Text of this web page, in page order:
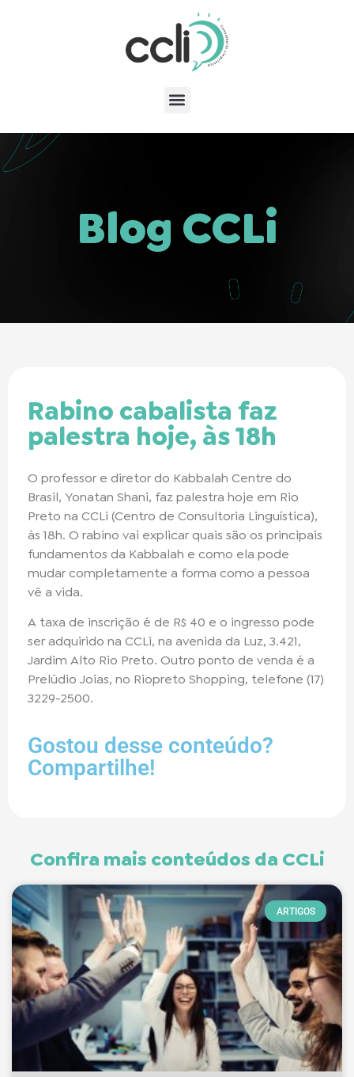
Blog CCLi
Rabino cabalista faz
palestra hoje, às 18h
O professor e diretor do Kabbalah Centre do
Brasil, Yonatan Shani, faz palestra hoje em Rio
Preto na CCLi (Centro de Consultoria Linguística),
às 18h. O rabino vai explicar quais são os principais
fundamentos da Kabbalah e como ela pode
mudar completamente a forma como a pessoa
vê a vida.
A taxa de inscrição é de R$ 40 e o ingresso pode
ser adquirido na CCLi, na avenida da Luz, 3.421,
Jardim Alto Rio Preto. Outro ponto de venda é a
Prelúdio Joias, no Riopreto Shopping, telefone (17)
3229-2500.
Gostou desse conteúdo?
Compartilhe!
Confira mais conteúdos da CCLi
ARTIGOS